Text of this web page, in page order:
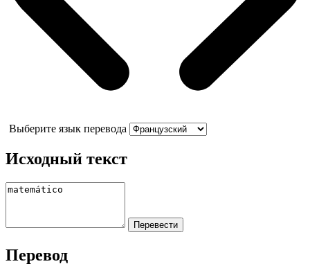
Выберите язык перевода
Исходный текст
Перевод